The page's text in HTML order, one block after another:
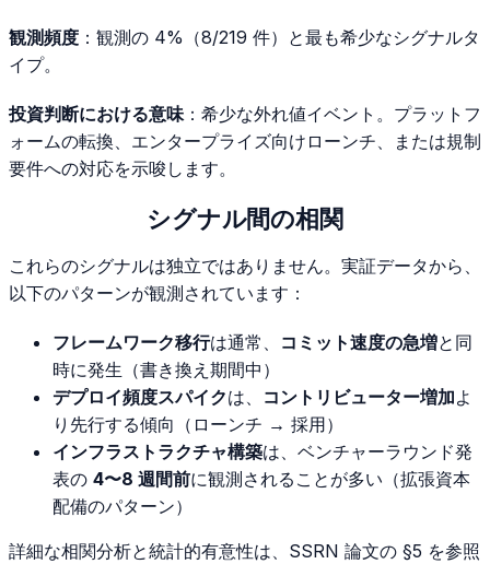
観測頻度 ：観測の 4%（8/219 件）と最も希少なシグナルタ
イプ。
投資判断における意味：希少な外れ値イベント。プラットフ
ォームの転換、エンタープライズ向けローンチ、または規制
要件への対応を示唆します。
シグナル間の相関
これらのシグナルは独立ではありません。実証データから、
以下のパターンが観測されています：
フレームワーク移行は通常、 コミット速度の急増と同
時に発生（書き換え期間中）
デプロイ頻度スパイクは、 コントリビューター増加よ
り先行する傾向（ローンチ → 採用）
インフラストラクチャ構築は、ベンチャーラウンド発
表の 4〜8 週間前に観測されることが多い（拡張資本
配備のパターン）
詳細な相関分析と統計的有意性は、SSRN 論文の §5 を参照